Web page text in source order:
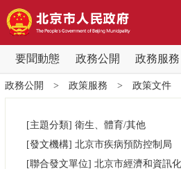
要聞動態 政務公開 政務服務
要聞動態
黨中央精神 國務院資訊
北京要聞 會議資訊
政務公開 > 政策服務 > 政策文件
[主題分類] 衛生、體育/其他
[發文機構] 北京市疾病預防控制局
[聯合發文單位] 北京市經濟和資訊